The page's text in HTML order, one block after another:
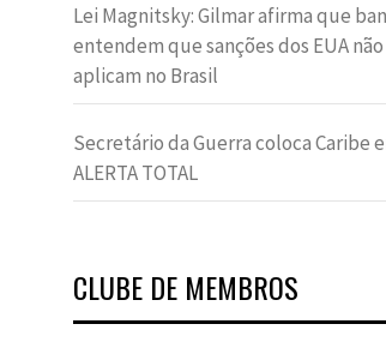
Lei Magnitsky: Gilmar afirma que
entendem que sanções dos EUA não
aplicam no Brasil
Secretário da Guerra coloca Caribe
ALERTA TOTAL
CLUBE DE MEMBROS